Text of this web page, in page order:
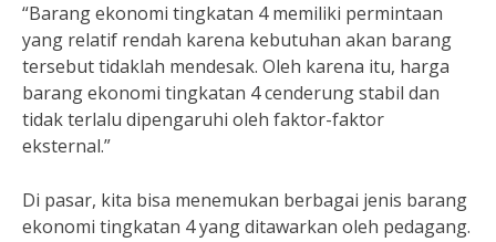
“Barang ekonomi tingkatan 4 memiliki permintaan
yang relatif rendah karena kebutuhan akan barang
tersebut tidaklah mendesak. Oleh karena itu, harga
barang ekonomi tingkatan 4 cenderung stabil dan
tidak terlalu dipengaruhi oleh faktor-faktor
eksternal.”
Di pasar, kita bisa menemukan berbagai jenis barang
ekonomi tingkatan 4 yang ditawarkan oleh pedagang.